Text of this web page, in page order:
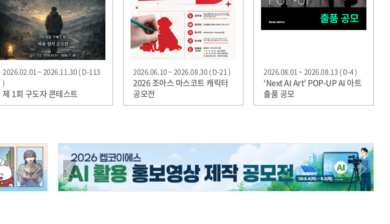
2026.02.01 ~ 2026.11.30 ( D-113
)
제 1회 구도자 콘테스트
2026.06.10 ~ 2026.08.30 ( D-21 )
2026 조아스 마스코트 캐릭터
공모전
2026.08.01 ~ 2026.08.13 ( D-4 )
‘Next AI Art’ POP-UP AI 아트
출품 공모